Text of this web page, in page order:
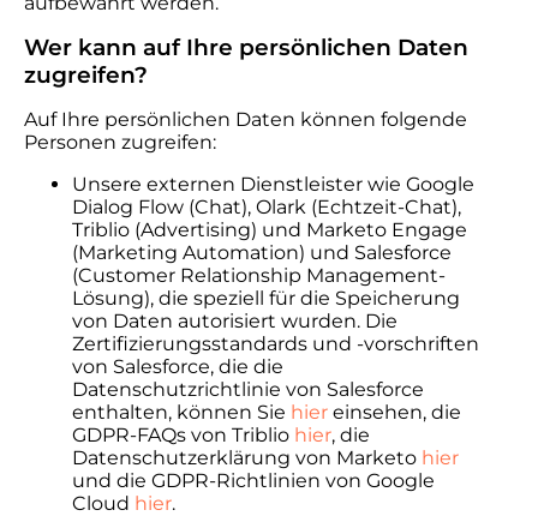
Wer kann auf Ihre persönlichen Daten
zugreifen?
Auf Ihre persönlichen Daten können folgende
Personen zugreifen:
Unsere externen Dienstleister wie Google
Dialog Flow (Chat), Olark (Echtzeit-Chat),
Triblio (Advertising) und Marketo Engage
(Marketing Automation) und Salesforce
(Customer Relationship Management-
Lösung), die speziell für die Speicherung
von Daten autorisiert wurden. Die
Zertifizierungsstandards und -vorschriften
von Salesforce, die die
Datenschutzrichtlinie von Salesforce
enthalten, können Sie hier einsehen, die
GDPR-FAQs von Triblio hier, die
Datenschutzerklärung von Marketo hier
und die GDPR-Richtlinien von Google
Cloud hier.